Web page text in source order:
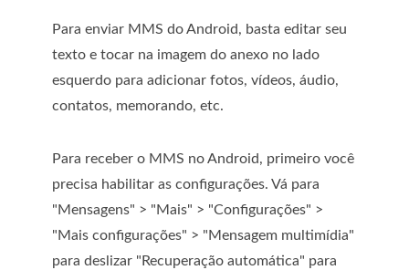
Para enviar MMS do Android, basta editar seu
texto e tocar na imagem do anexo no lado
esquerdo para adicionar fotos, vídeos, áudio,
contatos, memorando, etc.
Para receber o MMS no Android, primeiro você
precisa habilitar as configurações. Vá para
"Mensagens" > "Mais" > "Configurações" >
"Mais configurações" > "Mensagem multimídia"
para deslizar "Recuperação automática" para